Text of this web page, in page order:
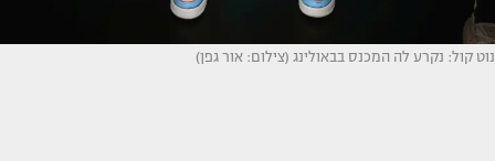
נוט קול: נקרע לה המכנס בבאולינג (צילום: אור גפן)